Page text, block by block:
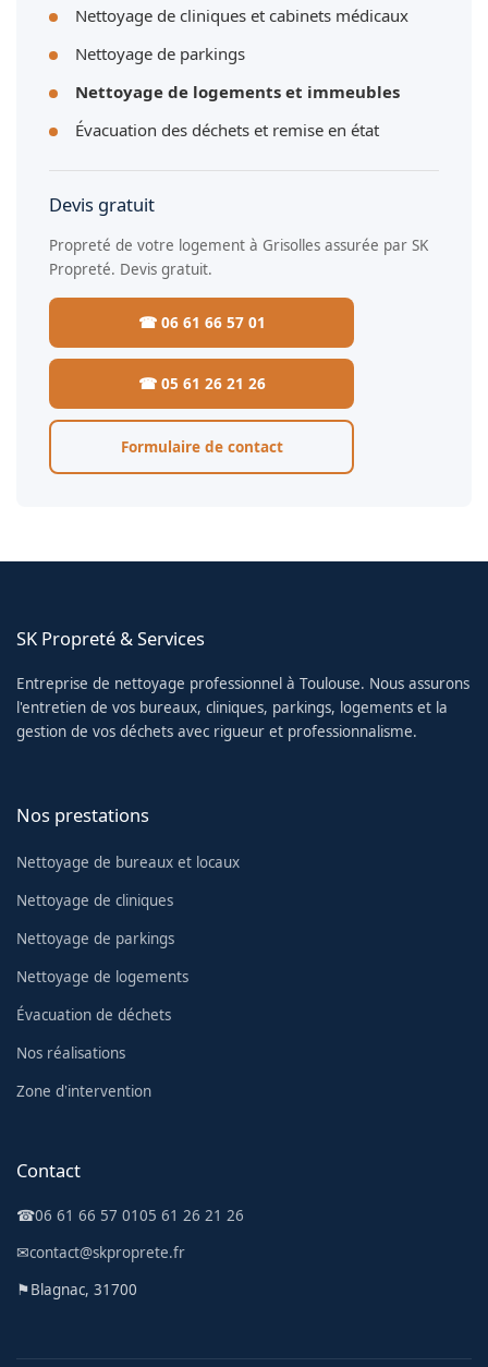
Nettoyage de cliniques et cabinets médicaux
Nettoyage de parkings
Nettoyage de logements et immeubles
Évacuation des déchets et remise en état
Devis gratuit
Propreté de votre logement à Grisolles assurée par SK
Propreté. Devis gratuit.
☎ 06 61 66 57 01
☎ 05 61 26 21 26
Formulaire de contact
SK Propreté & Services
Entreprise de nettoyage professionnel à Toulouse. Nous assurons
l'entretien de vos bureaux, cliniques, parkings, logements et la
gestion de vos déchets avec rigueur et professionnalisme.
Nos prestations
Nettoyage de bureaux et locaux
Nettoyage de cliniques
Nettoyage de parkings
Nettoyage de logements
Évacuation de déchets
Nos réalisations
Zone d'intervention
Contact
☎06 61 66 57 0105 61 26 21 26
✉contact@skproprete.fr
⚑Blagnac, 31700